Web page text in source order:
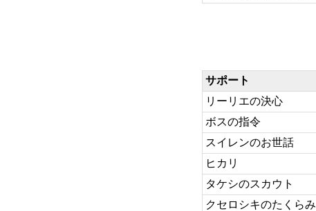
サポート
リーリエの決心
ボスの指令
スイレンのお世話
ヒカリ
タケシのスカウト
クセロシキのたくらみ